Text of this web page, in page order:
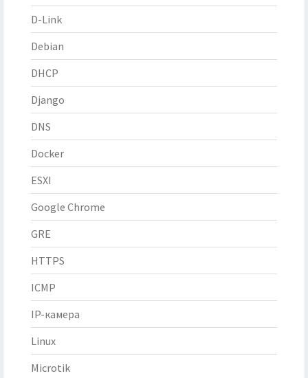
D-Link
Debian
DHCP
Django
DNS
Docker
ESXI
Google Chrome
GRE
HTTPS
ICMP
IP-камера
Linux
Microtik